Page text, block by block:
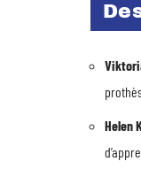
Helen